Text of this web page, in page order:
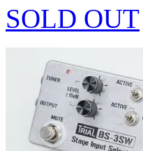
SOLD OUT